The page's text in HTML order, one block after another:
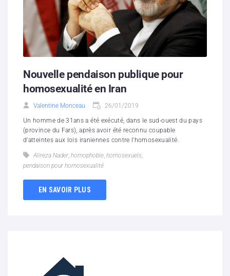
Hébergement solidaire
Nouvelle pendaison publique pour
homosexualité en Iran
Valentine Monceau 26/01/2019
Un homme de 31ans a été exécuté, dans le sud-ouest du pays
(province du Fars), après avoir été reconnu coupable
d’atteintes aux lois iraniennes contre l'homosexualité.
Alireza Nader, homophobie, homosexuels,
pendaison pour homosexualité
EN SAVOIR PLUS